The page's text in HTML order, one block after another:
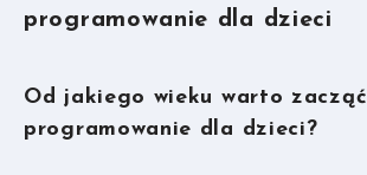
programowanie dla dzieci
Od jakiego wieku warto zacząć
programowanie dla dzieci?